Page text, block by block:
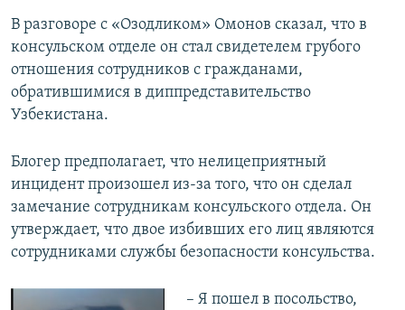
В разговоре с «Озодликом» Омонов сказал, что в
консульском отделе он стал свидетелем грубого
отношения сотрудников с гражданами,
обратившимися в диппредставительство
Узбекистана.
Блогер предполагает, что нелицеприятный
инцидент произошел из-за того, что он сделал
замечание сотрудникам консульского отдела. Он
утверждает, что двое избивших его лиц являются
сотрудниками службы безопасности консульства.
– Я пошел в посольство,